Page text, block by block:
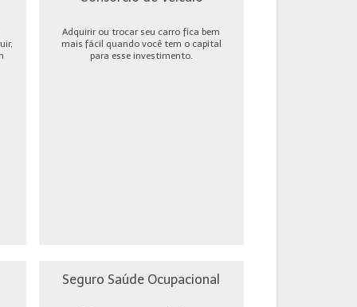
Adquirir ou trocar seu carro fica bem
mais fácil quando você tem o capital
para esse investimento.
Seguro Saúde Ocupacional